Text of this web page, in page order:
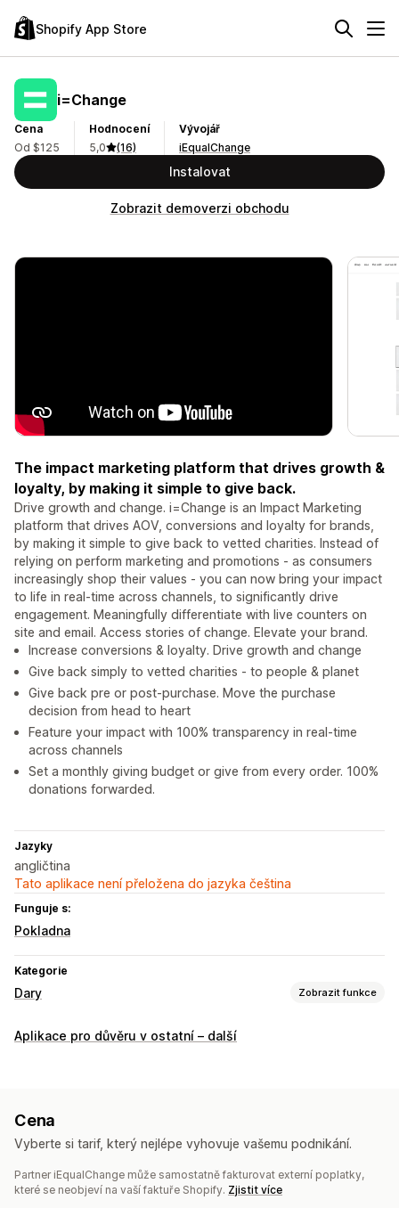
Shopify App Store
i=Change
Cena
Od $125
Hodnocení
5,0
(16)
Vývojář
iEqualChange
Instalovat
Zobrazit demoverzi obchodu
The impact marketing platform that drives growth &
loyalty, by making it simple to give back.
Drive growth and change. i=Change is an Impact Marketing
platform that drives AOV, conversions and loyalty for brands,
by making it simple to give back to vetted charities. Instead of
relying on perform marketing and promotions - as consumers
increasingly shop their values - you can now bring your impact
to life in real-time across channels, to significantly drive
engagement. Meaningfully differentiate with live counters on
site and email. Access stories of change. Elevate your brand.
Increase conversions & loyalty. Drive growth and change
Give back simply to vetted charities - to people & planet
Give back pre or post-purchase. Move the purchase
decision from head to heart
Feature your impact with 100% transparency in real-time
across channels
Set a monthly giving budget or give from every order. 100%
donations forwarded.
Jazyky
angličtina
Tato aplikace není přeložena do jazyka čeština
Funguje s:
Pokladna
Kategorie
Dary Zobrazit funkce
Typ charity
Správa darů
Daňová potvrzení
Sledování dopadu Analytika
Panely
Aplikace pro důvěru v ostatní – další
Cena
Vyberte si tarif, který nejlépe vyhovuje vašemu podnikání.
Partner iEqualChange může samostatně fakturovat externí poplatky,
které se neobjeví na vaší faktuře Shopify. Zjistit více